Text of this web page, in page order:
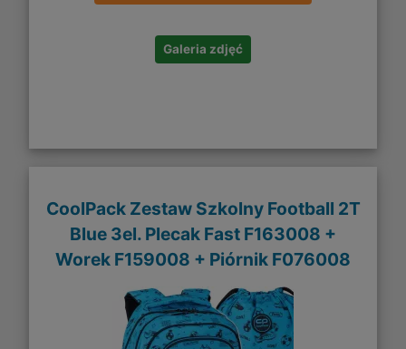
Galeria zdjęć
CoolPack Zestaw Szkolny Football 2T
Blue 3el. Plecak Fast F163008 +
Worek F159008 + Piórnik F076008